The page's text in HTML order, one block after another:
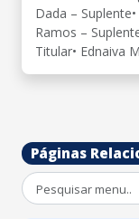
Dada –
Ramos –
Titular• Ednaiva
Páginas